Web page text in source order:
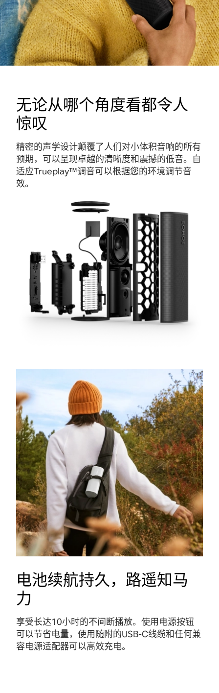
无论从哪个角度看都令人
惊叹
精密的声学设计颠覆了人们对小体积音响的所有
预期，可以呈现卓越的清晰度和震撼的低音。自
适应Trueplay™调音可以根据您的环境调节音
效。
电池续航持久，路遥知马
力
享受长达10小时的不间断播放。使用电源按钮
可以节省电量，使用随附的USB-C线缆和任何兼
容电源适配器可以高效充电。